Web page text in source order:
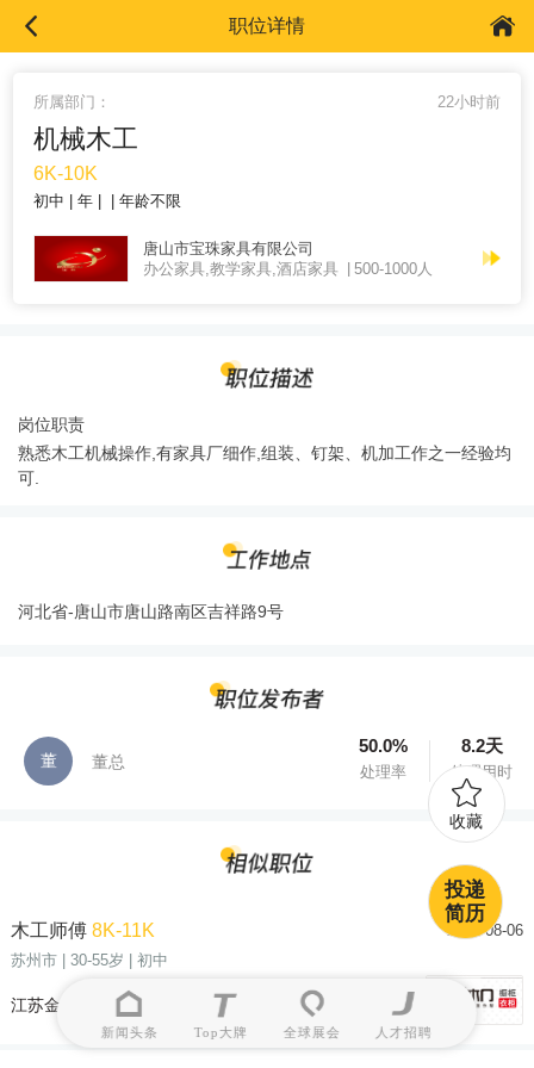
职位详情
所属部门： 22小时前
机械木工
6K-10K
初中 年 年龄不限
唐山市宝珠家具有限公司
办公家具,教学家具,酒店家具
500-1000人
岗位职责
熟悉木工机械操作,有家具厂细作,组装、钉架、机加工作之一经验均
可.
河北省-唐山市唐山路南区吉祥路9号
董 董总
50.0%
处理率
8.2天
处理用时
木工师傅 8K-11K
2026-08-06
苏州市
| 30-55岁 | 初中
江苏金丰木业有限公司
新闻头条 Top大牌 全球展会 人才招聘
收藏
投递
简历